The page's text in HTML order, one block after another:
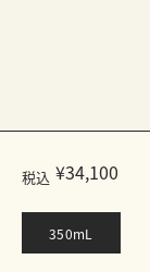
税込 ¥34,100
350mL